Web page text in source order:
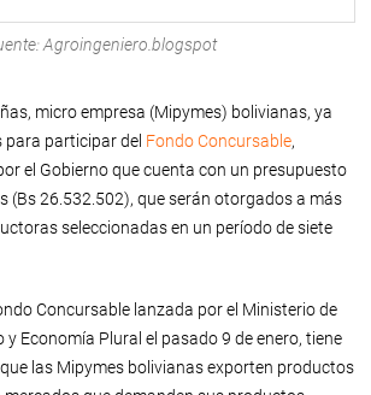
Agroingeniero.blogspot
micro empresa (Mipymes) bolivianas, ya
participar del Fondo Concursable,
el Gobierno que cuenta con un presupuesto
(Bs 26.532.502), que serán otorgados a más
seleccionadas en un período de siete
Concursable lanzada por el Ministerio de
Economía Plural el pasado 9 de enero, tiene
las Mipymes bolivianas exporten productos